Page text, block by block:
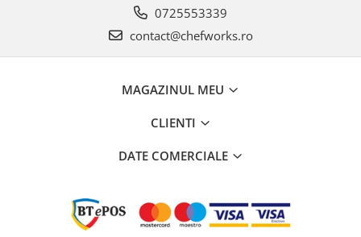
0725553339
contact@chefworks.ro
MAGAZINUL MEU
CLIENTI
DATE COMERCIALE